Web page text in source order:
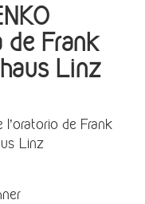
de Frank
Linz
de Frank
Linz